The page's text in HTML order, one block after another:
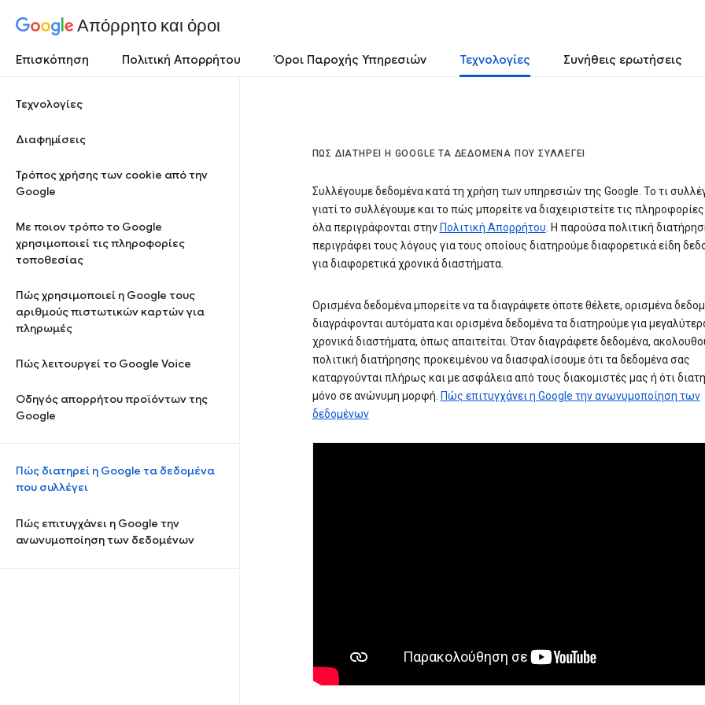
Απόρρητο και όροι
Επισκόπηση Πολιτική Απορρήτου Όροι Παροχής Υπηρεσιών Τεχνολογίες Συνήθεις ερωτήσεις
Τεχνολογίες
Διαφημίσεις
Τρόπος χρήσης των cookie από την
Google
Με ποιον τρόπο το Google
χρησιμοποιεί τις πληροφορίες
τοποθεσίας
Πώς χρησιμοποιεί η Google τους
αριθμούς πιστωτικών καρτών για
πληρωμές
Πώς λειτουργεί το Google Voice
Οδηγός απορρήτου προϊόντων της
Google
Πώς διατηρεί η Google τα δεδομένα
που συλλέγει
Πώς επιτυγχάνει η Google την
ανωνυμοποίηση των δεδομένων
ΠΏΣ ΔΙΑΤΗΡΕΊ Η GOOGLE ΤΑ ΔΕΔΟΜΈΝΑ ΠΟΥ ΣΥΛΛΈΓΕΙ
Συλλέγουμε δεδομένα κατά τη χρήση των υπηρεσιών της Google. Το τι
γιατί το συλλέγουμε και το πώς μπορείτε να διαχειριστείτε τις
όλα περιγράφονται στην Πολιτική Απορρήτου. Η παρούσα πολιτική
περιγράφει τους λόγους για τους οποίους διατηρούμε διαφορετικά είδη
για διαφορετικά χρονικά διαστήματα.
Ορισμένα δεδομένα μπορείτε να τα διαγράψετε όποτε θέλετε, ορισμένα
διαγράφονται αυτόματα και ορισμένα δεδομένα τα διατηρούμε για
χρονικά διαστήματα, όπως απαιτείται. Όταν διαγράφετε δεδομένα,
πολιτική διατήρησης προκειμένου να διασφαλίσουμε ότι τα δεδομένα σας
καταργούνται πλήρως και με ασφάλεια από τους διακομιστές μας ή ότι
μόνο σε ανώνυμη μορφή. Πώς επιτυγχάνει η Google την ανωνυμοποίηση των
δεδομένων